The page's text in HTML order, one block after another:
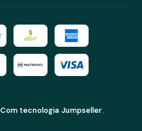
Com tecnologia Jumpseller.